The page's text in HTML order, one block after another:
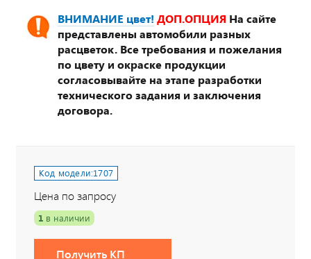
ВНИМАНИЕ цвет! ДОП.ОПЦИЯ На сайте
представлены автомобили разных
расцветок. Все требования и пожелания
по цвету и окраске продукции
согласовывайте на этапе разработки
технического задания и заключения
договора.
Код модели:1707
Цена по запросу
1 в наличии
Получить КП